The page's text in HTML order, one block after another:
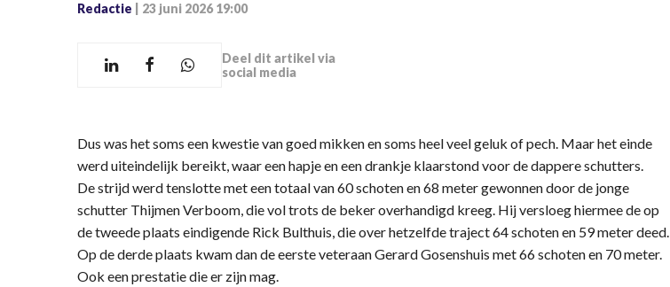
Redactie 23 juni 2026 19:00
Deel dit artikel via
social media
Dus was het soms een kwestie van goed mikken en soms heel veel geluk of pech. Maar het einde
werd uiteindelijk bereikt, waar een hapje en een drankje klaarstond voor de dappere schutters.
De strijd werd tenslotte met een totaal van 60 schoten en 68 meter gewonnen door de jonge
schutter Thijmen Verboom, die vol trots de beker overhandigd kreeg. Hij versloeg hiermee de op
de tweede plaats eindigende Rick Bulthuis, die over hetzelfde traject 64 schoten en 59 meter deed.
Op de derde plaats kwam dan de eerste veteraan Gerard Gosenshuis met 66 schoten en 70 meter.
Ook een prestatie die er zijn mag.